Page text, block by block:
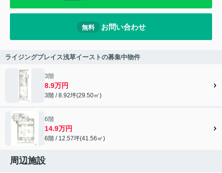
無料 お問い合わせ
ライジングプレイス浅草イーストの募集中物件
3階
8.9万円
3階 / 8.92坪(29.50㎡)
6階
14.9万円
6階 / 12.57坪(41.56㎡)
周辺施設